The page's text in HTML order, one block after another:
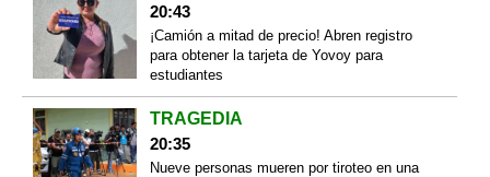
20:43
¡Camión a mitad de precio! Abren registro
para obtener la tarjeta de Yovoy para
estudiantes
TRAGEDIA
20:35
Nueve personas mueren por tiroteo en una